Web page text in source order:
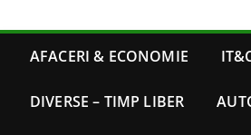
AFACERI & ECONOMIE
DIVERSE – TIMP LIBER